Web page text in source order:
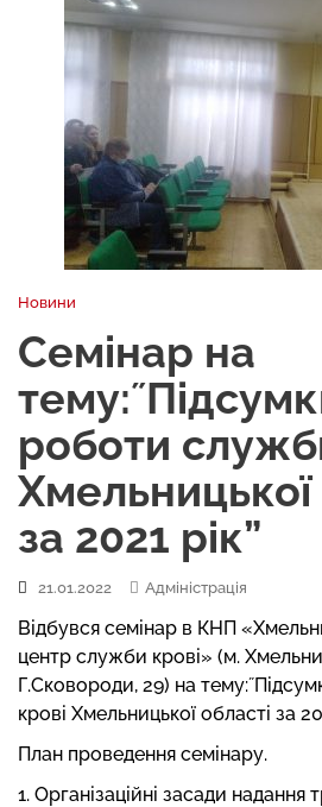
Новини
Семінар на
роботи
Хмельницької
за 2021 рік”
21.01.2022 Адміністрація
Відбувся семінар в КНП
центр служби крові» (м.
Г.Сковороди, 29) на
крові Хмельницької області за
План проведення семінару.
1. Організаційні засади надання